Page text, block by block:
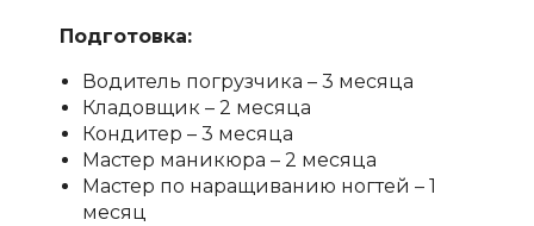
Подготовка:
Водитель погрузчика – 3 месяца
Кладовщик – 2 месяца
Кондитер – 3 месяца
Мастер маникюра – 2 месяца
Мастер по наращиванию ногтей – 1
месяц